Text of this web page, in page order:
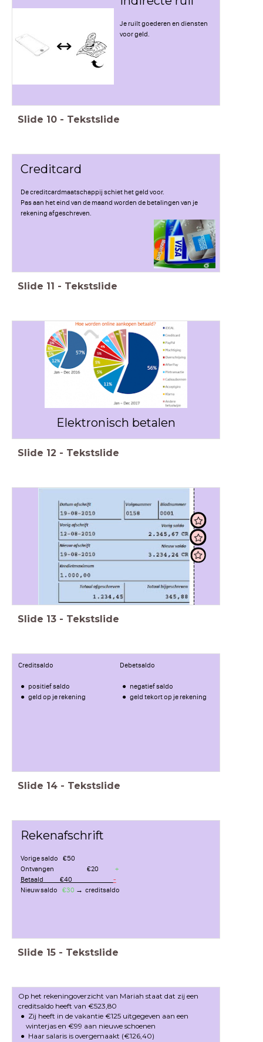
Je ruilt goederen en diensten
voor geld.
Slide 10 - Tekstslide
Creditcard
De creditcardmaatschappij schiet het geld voor.
Pas aan het eind van de maand worden de betalingen van je
rekening afgeschreven.
Slide 11 - Tekstslide
Elektronisch betalen
Slide 12 - Tekstslide
Slide 13 - Tekstslide
Creditsaldo
positief saldo
geld op je rekening
Debetsaldo
negatief saldo
geld tekort op je rekening
Slide 14 - Tekstslide
Rekenafschrift
Vorige saldo €50
Ontvangen €20 +
Betaald €40 -
Nieuw saldo €30 → creditsaldo
Slide 15 - Tekstslide
Op het rekeningoverzicht van Mariah staat dat zij een
creditsaldo heeft van €523,80
Zij heeft in de vakantie €125 uitgegeven aan een
winterjas en €99 aan nieuwe schoenen
Haar salaris is overgemaakt (€126,40)